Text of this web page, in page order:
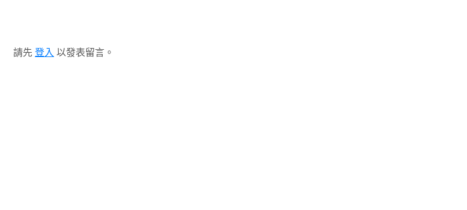
請先 登入 以發表留言。